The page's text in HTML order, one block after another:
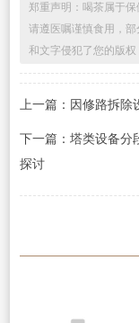
郑重声明：喝茶属于
请遵医嘱谨慎食用，
和文字侵犯了您的版权
上一篇：因修路拆除
下一篇：塔类设备分
探讨